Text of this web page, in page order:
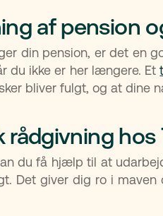
af pension
din pension, er det en
du ikke er her længere. Et
bliver fulgt, og at dine
rådgivning hos
du få hjælp til at
Det giver dig ro i